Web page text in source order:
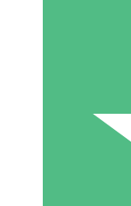
Zahlen Sie